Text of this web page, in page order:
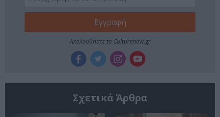
Ακολουθήστε το Culturenow.gr
Σχετικά Άρθρα